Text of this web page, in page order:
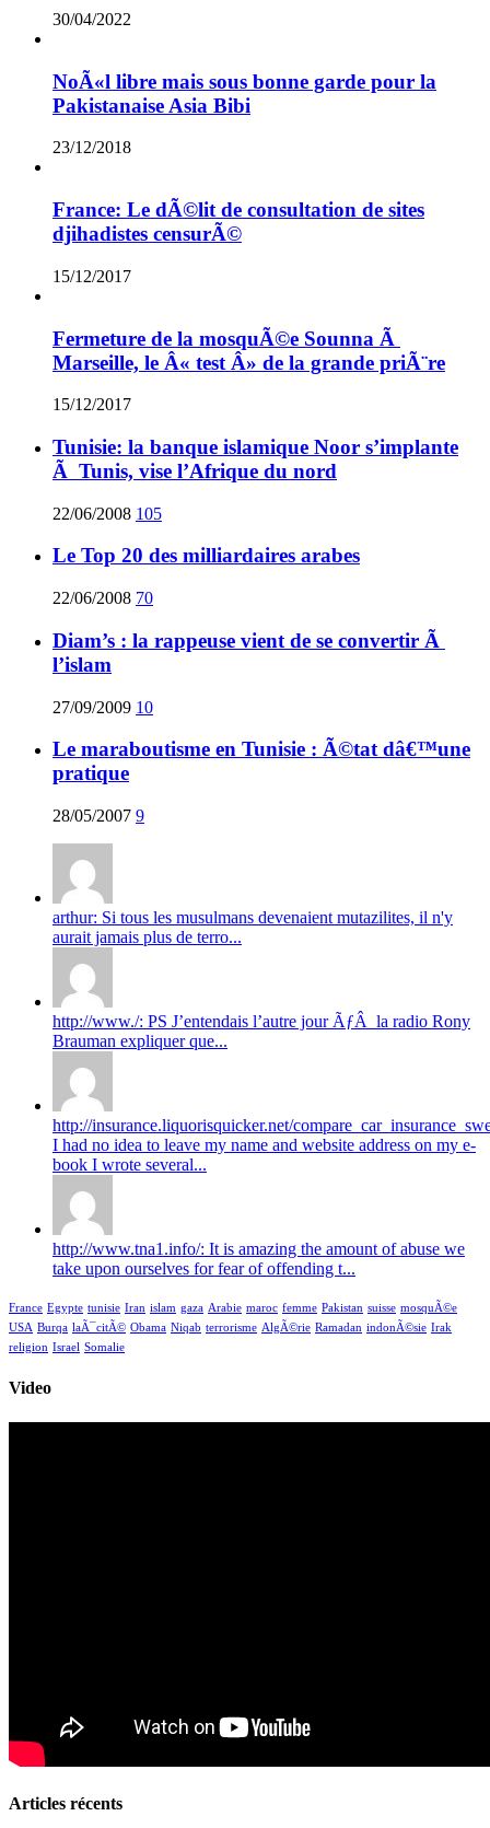
30/04/2022
NoÃ«l libre mais sous bonne garde pour la
Pakistanaise Asia Bibi
23/12/2018
France: Le dÃ©lit de consultation de sites
djihadistes censurÃ©
15/12/2017
Fermeture de la mosquÃ©e Sounna Ã
Marseille, le Â« test Â» de la grande priÃ¨re
15/12/2017
Tunisie: la banque islamique Noor s’implante
Ã Tunis, vise l’Afrique du nord
22/06/2008 105
Le Top 20 des milliardaires arabes
22/06/2008 70
Diam’s : la rappeuse vient de se convertir Ã
l’islam
27/09/2009 10
Le maraboutisme en Tunisie : Ã©tat dâ€™une
pratique
28/05/2007 9
arthur: Si tous les musulmans devenaient mutazilites, il n'y
aurait jamais plus de terro...
http://www./: PS J’entendais l’autre jour ÃƒÂ la radio Rony
Brauman expliquer que...
http://insurance.liquorisquicker.net/
I had no idea to leave my name and website address on my e-
book I wrote several...
http://www.tna1.info/: It is amazing the amount of abuse we
take upon ourselves for fear of offending t...
France Egypte tunisie Iran islam gaza Arabie maroc femme Pakistan suisse mosquÃ©e
USA Burqa laÃ¯citÃ© Obama Niqab terrorisme AlgÃ©rie Ramadan indonÃ©sie Irak
religion Israel Somalie
Video
Articles récents